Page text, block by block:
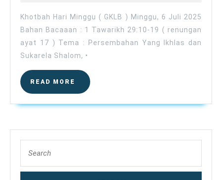
)
Minggu,
6
Khotbah Hari Minggu ( GKLB ) Minggu, 6 Juli 2025
Bahan Bacaaan : 1 Tawarikh 29:10-19 ( renungan
ayat 17 ) Tema : Persembahan Yang Ikhlas dan
Sukarela Shalom, •
READ MORE
READ
MORE
for: